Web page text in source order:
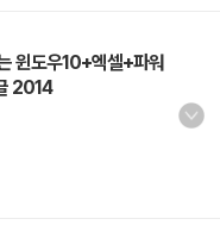
윈도우10+엑셀+파워
2014